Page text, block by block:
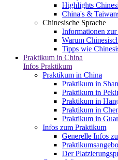
Highlights
China's &
Chinesische Sprache
Informationen zur
Warum
Tipps wie
Praktikum in China
Infos Praktikum
Praktikum in China
Praktikum in
Praktikum in
Praktikum in
Praktikum in
Praktikum in
Infos zum Praktikum
Generelle Infos
Der